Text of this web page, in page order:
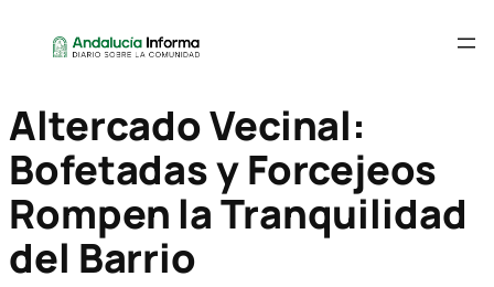
Altercado Vecinal:
Bofetadas y Forcejeos
Rompen la Tranquilidad
del Barrio